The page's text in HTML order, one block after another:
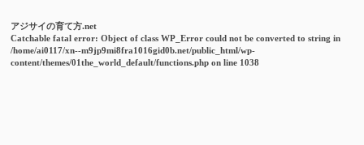
アジサイの育て方.net
Catchable fatal error: Object of class WP_Error could not be converted to string in
/home/ai0117/xn--m9jp9mi8fra1016gid0b.net/public_html/wp-
content/themes/01the_world_default/functions.php on line 1038